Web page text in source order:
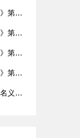
）大哥
国老板
保证
对决
问题